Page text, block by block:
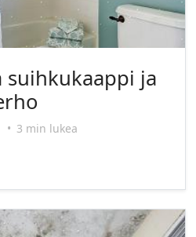
suihkukaappi ja
• 3 min lukea